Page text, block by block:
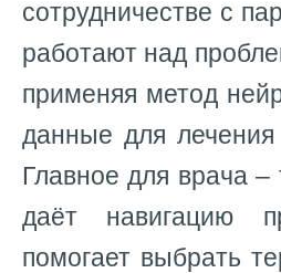
сотрудничестве с
работают над
применяя метод
данные для лечения
Главное для врача
даёт навигацию
помогает выбрать